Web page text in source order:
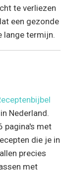
te verliezen
een gezonde
lange termijn.
Nederland.
pagina's met
die je in
precies
met